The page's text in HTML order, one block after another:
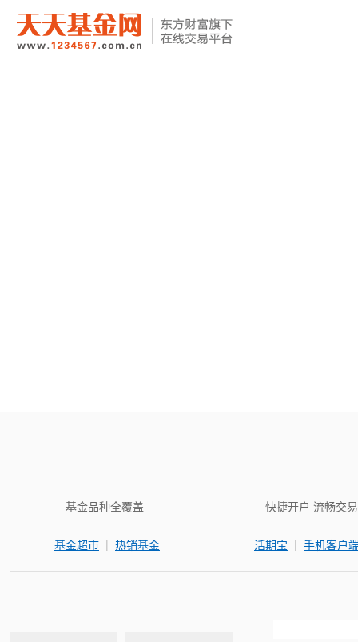
基金品种全覆盖
基金超市 | 热销基金
快捷开户 流畅交易
活期宝 | 手机客户